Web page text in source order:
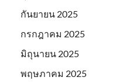
กันยายน 2025
กรกฎาคม 2025
มิถุนายน 2025
พฤษภาคม 2025